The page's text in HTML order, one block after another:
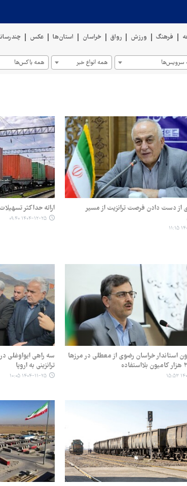
فرهنگ ورزش رواق خراسان استان‌ها عکس
سرویس‌ها همه انواع خبر همه باکس‌ها
از دست دادن فرصت ترانزیت از مسیر
ارائه حداکثر
۱۴۰۴-۱۲-۲۵ ۰۹:۴۰
استاندار خراسان رضوی از معطلی در مرزها
سه راهی ایواوغلی
ترانزینی به اروپا
۱۴۰۴-۱۱-۲۵ ۱۰:۰۵